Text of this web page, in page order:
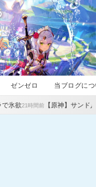
ゼンゼロ 当ブログに
サンド八重七七オデット強す